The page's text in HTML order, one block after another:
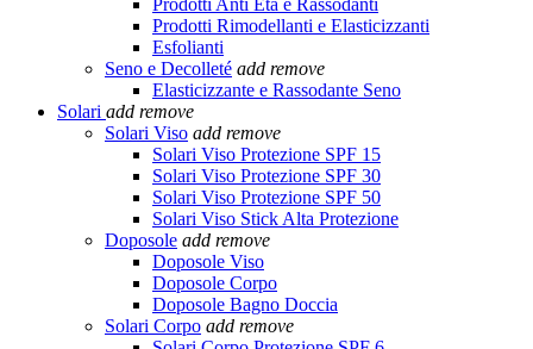
Prodotti Anti Età e Rassodanti
Prodotti Rimodellanti e Elasticizzanti
Esfolianti
Seno e Decolleté add remove
Elasticizzante e Rassodante Seno
Solari add remove
Solari Viso add remove
Solari Viso Protezione SPF 15
Solari Viso Protezione SPF 30
Solari Viso Protezione SPF 50
Solari Viso Stick Alta Protezione
Doposole add remove
Doposole Viso
Doposole Corpo
Doposole Bagno Doccia
Solari Corpo add remove